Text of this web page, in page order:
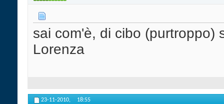
sai com'è, di cibo (purtroppo)
Lorenza
23-11-2010, 18:55